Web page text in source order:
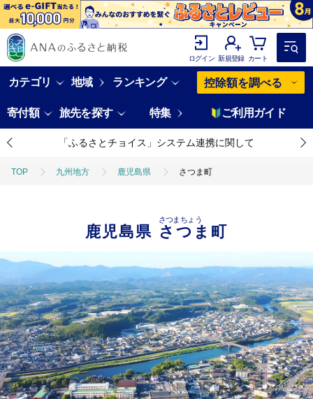
ログイン 新規登録 カート
カテゴリ 地域 ランキング 控除額を調べる
寄付額 旅先を探す 特集 ご利用ガイド
「ふるさとチョイス」システム連携に関して
TOP 九州地方 鹿児島県 さつま町
鹿児島県 さつま町
さつまちょう